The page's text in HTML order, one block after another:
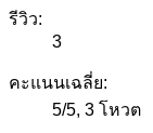
รีวิว:
3
คะแนนเฉลี่ย:
5/5, 3 โหวต